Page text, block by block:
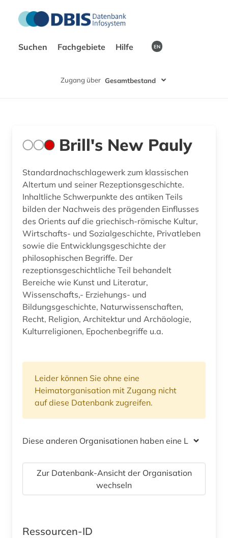
Suchen Fachgebiete Hilfe EN
Zugang über Gesamtbestand
Brill's New Pauly
Standardnachschlagewerk zum klassischen
Altertum und seiner Rezeptionsgeschichte.
Inhaltliche Schwerpunkte des antiken Teils
bilden der Nachweis des prägenden Einflusses
des Orients auf die griechisch-römische Kultur,
Wirtschafts- und Sozialgeschichte, Privatleben
sowie die Entwicklungsgeschichte der
philosophischen Begriffe. Der
rezeptionsgeschichtliche Teil behandelt
Bereiche wie Kunst und Literatur,
Wissenschafts,- Erziehungs- und
Bildungsgeschichte, Naturwissenschaften,
Recht, Religion, Architektur und Archäologie,
Kulturreligionen, Epochenbegriffe u.a.
Leider können Sie ohne eine
Heimatorganisation mit Zugang nicht
auf diese Datenbank zugreifen.
Diese anderen Organisationen haben eine Lizenz
Zur Datenbank-Ansicht der Organisation
wechseln
Ressourcen-ID